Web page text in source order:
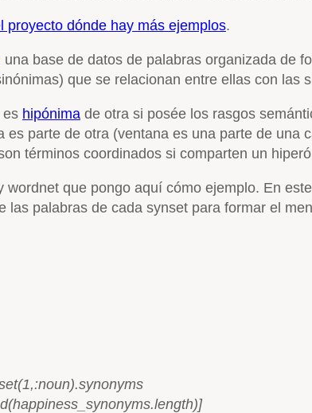
proyecto dónde hay más ejemplos.
una base de datos de palabras organizada de
que se relacionan entre ellas con las
es hipónima de otra si posée los rasgos
es parte de otra (ventana es una parte de una
términos coordinados si comparten un
que pongo aquí cómo ejemplo. En
las palabras de cada synset para formar el